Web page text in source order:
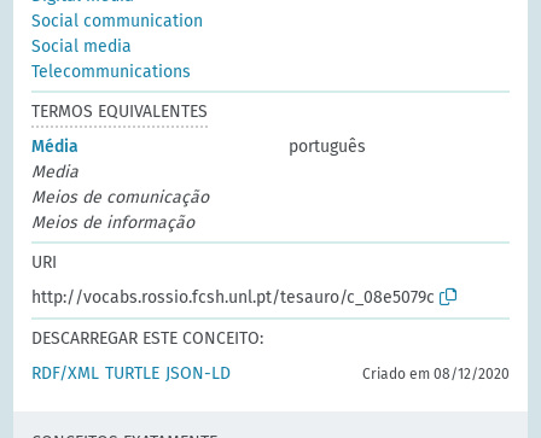
Social communication
Social media
Telecommunications
TERMOS EQUIVALENTES
Média
português
Media
Meios de comunicação
Meios de informação
URI
http://vocabs.rossio.fcsh.unl.pt/tesauro/c_08e5079c
DESCARREGAR ESTE CONCEITO:
RDF/XML TURTLE JSON-LD Criado em 08/12/2020